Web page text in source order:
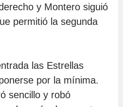
cuatro entradas
por los Leones y
igual cantidad de
pero se marchó
un duelo de
equipos.
y Montero siguió
permitió la segunda
las Estrellas
por la mínima.
sencillo y robó